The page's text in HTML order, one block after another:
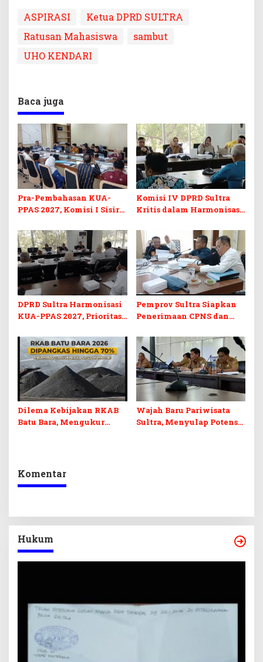
ASPIRASI
Ketua DPRD SULTRA
Ratusan Mahasiswa
sambut
UHO KENDARI
Baca juga
Pra-Pembahasan KUA-
PPAS 2027, Komisi I Sisir
Berkelanjutan
Komisi IV DPRD Sultra
Kritis dalam Harmonisasi
Perubahan APBD 2026
DPRD Sultra Harmonisasi
KUA-PPAS 2027, Prioritas
dan Pelunasan Utang
Infrastruktur
Pemprov Sultra Siapkan
Penerimaan CPNS dan
Desak Formasi Disabilitas
Dilema Kebijakan RKAB
Batu Bara, Mengukur
Wajah Baru Pariwisata
Sultra, Menyulap Potensi
Komentar
Hukum